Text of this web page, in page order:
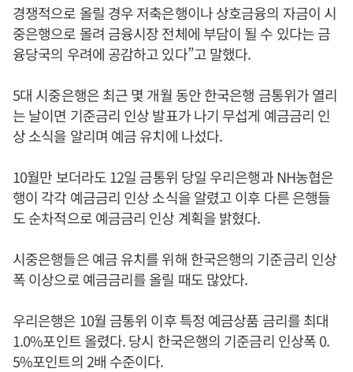
경쟁적으로 올릴 경우 저축은행이나 상호금융의 자금이 시
중은행으로 몰려 금융시장 전체에 부담이 될 수 있다는 금
융당국의 우려에 공감하고 있다”고 말했다.
5대 시중은행은 최근 몇 개월 동안 한국은행 금통위가 열리
는 날이면 기준금리 인상 발표가 나기 무섭게 예금금리 인
상 소식을 알리며 예금 유치에 나섰다.
10월만 보더라도 12일 금통위 당일 우리은행과 NH농협은
행이 각각 예금금리 인상 소식을 알렸고 이후 다른 은행들
도 순차적으로 예금금리 인상 계획을 밝혔다.
시중은행들은 예금 유치를 위해 한국은행의 기준금리 인상
폭 이상으로 예금금리를 올릴 때도 많았다.
우리은행은 10월 금통위 이후 특정 예금상품 금리를 최대
1.0%포인트 올렸다. 당시 한국은행의 기준금리 인상폭 0.
5%포인트의 2배 수준이다.